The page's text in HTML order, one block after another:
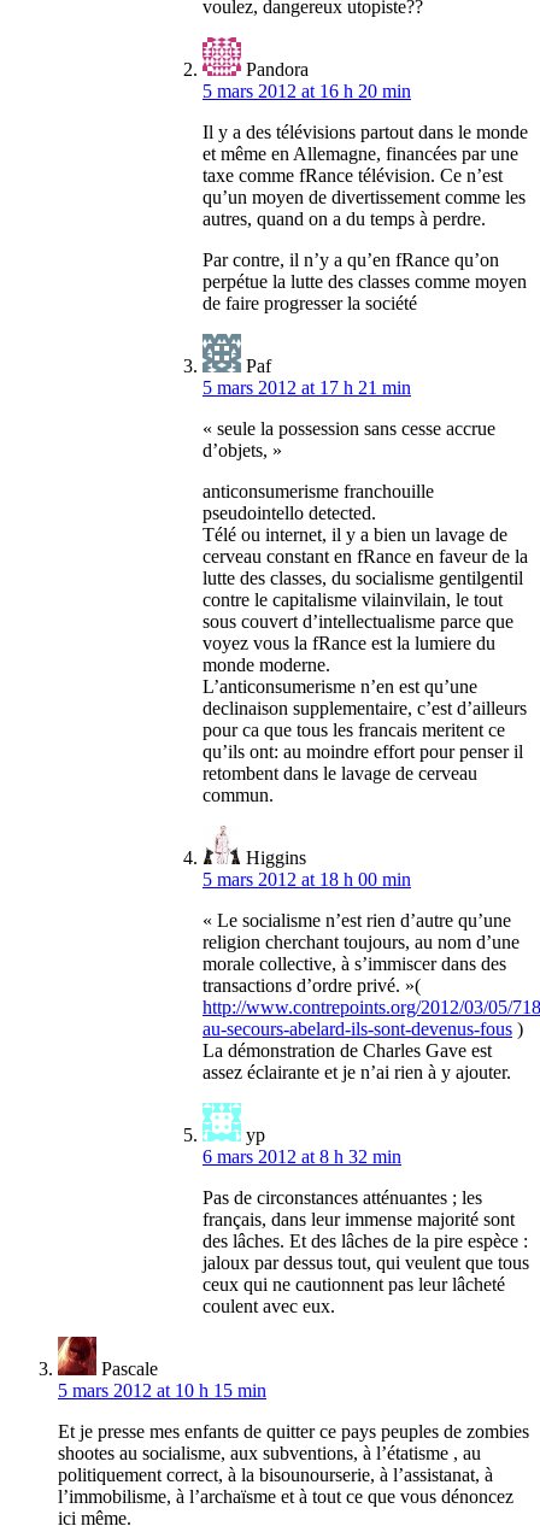
voulez, dangereux utopiste??
Pandora
5 mars 2012 at 16 h 20 min
Il y a des télévisions partout dans le monde
et même en Allemagne, financées par une
taxe comme fRance télévision. Ce n’est
qu’un moyen de divertissement comme les
autres, quand on a du temps à perdre.
Par contre, il n’y a qu’en fRance qu’on
perpétue la lutte des classes comme moyen
de faire progresser la société
Paf
5 mars 2012 at 17 h 21 min
« seule la possession sans cesse accrue
d’objets, »
anticonsumerisme franchouille
pseudointello detected.
Télé ou internet, il y a bien un lavage de
cerveau constant en fRance en faveur de la
lutte des classes, du socialisme gentilgentil
contre le capitalisme vilainvilain, le tout
sous couvert d’intellectualisme parce que
voyez vous la fRance est la lumiere du
monde moderne.
L’anticonsumerisme n’en est qu’une
declinaison supplementaire, c’est d’ailleurs
pour ca que tous les francais meritent ce
qu’ils ont: au moindre effort pour penser il
retombent dans le lavage de cerveau
commun.
Higgins
5 mars 2012 at 18 h 00 min
« Le socialisme n’est rien d’autre qu’une
religion cherchant toujours, au nom d’une
morale collective, à s’immiscer dans des
transactions d’ordre privé. »(
http://www.contrepoints.org/2012/03/05/
au-secours-abelard-ils-sont-devenus-fous )
La démonstration de Charles Gave est
assez éclairante et je n’ai rien à y ajouter.
yp
6 mars 2012 at 8 h 32 min
Pas de circonstances atténuantes ; les
français, dans leur immense majorité sont
des lâches. Et des lâches de la pire espèce :
jaloux par dessus tout, qui veulent que tous
ceux qui ne cautionnent pas leur lâcheté
coulent avec eux.
Pascale
5 mars 2012 at 10 h 15 min
Et je presse mes enfants de quitter ce pays peuples de zombies
shootes au socialisme, aux subventions, à l’étatisme , au
politiquement correct, à la bisounourserie, à l’assistanat, à
l’immobilisme, à l’archaïsme et à tout ce que vous dénoncez
ici même.